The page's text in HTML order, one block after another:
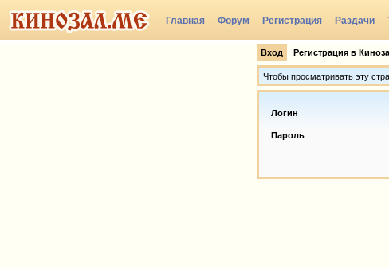
Главная Форум Регистрация Раздачи
Вход Регистрация в
Чтобы просматривать эту
Логин
Пароль